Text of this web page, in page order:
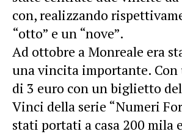
con, realizzando
“otto” e un “nove”.
Ad ottobre a Monreale era
una vincita importante. Con
di 3 euro con un biglietto
Vinci della serie “Numeri
stati portati a casa 200 mila